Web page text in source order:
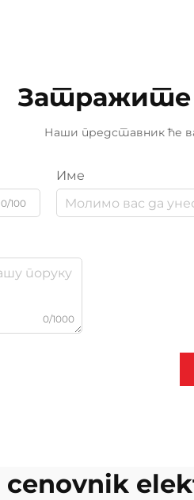
Затражите
Наши представник ће
0/100
Име
0/1000
cenovnik